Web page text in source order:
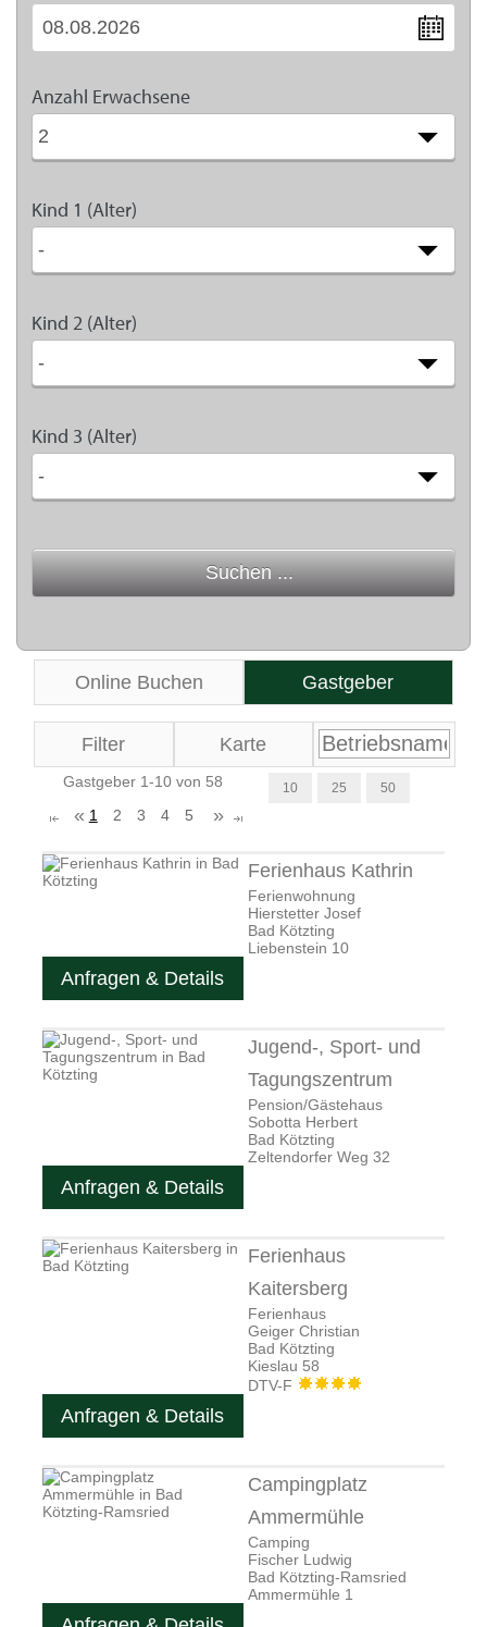
Anzahl Erwachsene
Kind 1 (Alter)
Kind 2 (Alter)
Kind 3 (Alter)